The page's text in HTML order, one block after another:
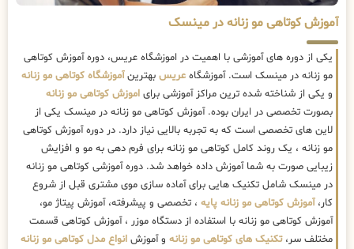
آموزش کوتاهی مو زنانه در مینسک
یکی از دوره های آموزشی با اهمیت در اموزشگاه عریس، دوره آموزش کوتاهی
مو زنانه در مینسک است. آموزشگاه عریس بهترینآموزشگاه کوتاهی مو زنانه
و یکی از شناخته شده ترین مراکز آموزشی برای اموزش کوتاهی مو زنانه
بصورت تخصصی در ایران بوده. آموزش کوتاهی مو زنانه در مینسک یکی از
لاین های تخصصی است که به تجربه بالایی نیاز دارد. در دوره آموزش کوتاهی
مو زنانه ، یک روند کامل کوتاهی مو زنانه برای فرم دهی به مو و افزایش
زیبایی صورت به شما آموزش داده خواهد شد. دوره آموزشی کوتاهی مو زنانه
در مینسک شامل تکنیک هایی برای آماده سازی موی مشتری قبل از شروع
کار،آموزش کوتاهی مو زنانه پایه ، تخصصی و پیشرفته، آموزش پیتاژ مو،
آموزش کوتاهی مو زنانه با استفاده از دستگاه موزر ، آموزش کوتاهی قسمت
مختلف سر،تکنیک های کوتاهی مو زنانه و آموزش انواع مدل کوتاهی مو زنانه